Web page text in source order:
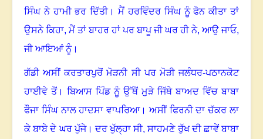
ਸਿੰਘ ਨੇ ਹਾਮੀ ਭਰ ਦਿੱਤੀ।ਮੈਂ ਹਰਵਿੰਦਰ ਸਿੰਘ ਨੂੰ ਫੋਨ ਕੀਤਾ ਤਾਂ
ਉਸਨੇ ਕਿਹਾ, ਮੈਂ ਤਾਂ ਬਾਹਰ ਹਾਂ ਪਰ ਬਾਪੂ ਜੀ ਘਰ ਹੀ ਨੇ, ਆਉ ਜਾਓ,
ਜੀ ਆਇਆਂ ਨੂੰ।
ਗੱਡੀ ਅਸੀਂ ਕਰਤਾਰਪੁਰੋਂ ਮੋੜਨੀ ਸੀ ਪਰ ਮੋੜੀ ਜਲੰਧਰ-ਪਠਾਨਕੋਟ
ਹਾਈਵੇ ਤੋਂ। ਬਿਆਸ ਪਿੰਡ ਨੂੰ ਉੱਥੋਂ ਮੁੜੇ ਜਿੱਥੇ ਬਾਅਦ ਵਿੱਚ ਬਾਬਾ
ਫੌਜਾ ਸਿੰਘ ਨਾਲ ਹਾਦਸਾ ਵਾਪਰਿਆ। ਅਸੀਂ ਫਿਰਨੀ ਦਾ ਚੱਕਰ ਲਾ
ਕੇ ਬਾਬੇ ਦੇ ਘਰ ਪੁੱਜੇ।ਦਰ ਖੁੱਲ੍ਹਾ ਸੀ,ਸਾਹਮਣੇ ਰੁੱਖ ਦੀ ਛਾਵੇਂ ਬਾਬਾ